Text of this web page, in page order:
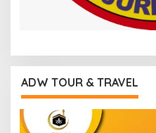
ADW TOUR & TRAVEL